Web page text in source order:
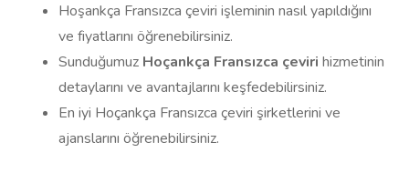
Hoşankça Fransızca çeviri işleminin nasıl yapıldığını
ve fiyatlarını öğrenebilirsiniz.
Sunduğumuz Hoçankça Fransızca çeviri hizmetinin
detaylarını ve avantajlarını keşfedebilirsiniz.
En iyi Hoçankça Fransızca çeviri şirketlerini ve
ajanslarını öğrenebilirsiniz.